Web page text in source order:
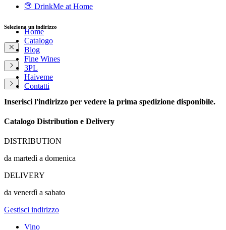
DrinkMe at Home
Home
Catalogo
Blog
Fine Wines
3PL
Haiveme
Contatti
Seleziona un indirizzo
Inserisci l'indirizzo per vedere la prima spedizione disponibile.
Catalogo Distribution e Delivery
DISTRIBUTION
da martedì a domenica
DELIVERY
da venerdì a sabato
Gestisci indirizzo
Vino